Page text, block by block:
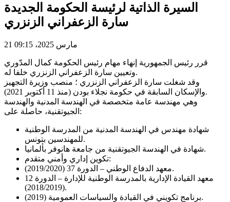
السيرة الذاتية لرئيسة الحكومة الجديدة
سارة الزعفراني الزنزري
21 مارس 2025، 09:15
قرر رئيس الجمهورية إنهاء مهام رئيس الحكومة كمال المدّوري
وتعيين سارة الزعفراني الزنزري خلفا له.
وقد شغلت سارة الزعفراني الزنزري ؛ منصب وزيرة التجهيز
والإسكان السابقة في حكومة نجلاء بودن (منذ 11 أكتوبر 2021).
وهي مهندسة عامة متخصصة في الهندسة المدنية والهندسة
الجيوتقنية، حاصلة على:
شهادة مهندس في الهندسة المدنية من المدرسة الوطنية
للمهندسين بتونس.
شهادة في الهندسة الجيوتقنية من جامعة هانوفر بألمانيا.
تكوين إداري وأمني متقدم:
معهد الدفاع الوطني – الدورة 37 (2019/2020).
معهد القيادة الإدارية بالمدرسة الوطنية للإدارة – الدورة 12
(2018/2019).
برنامج تكويني في القيادة والسياسات العمومية (2019).